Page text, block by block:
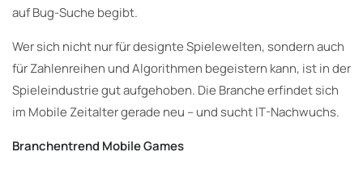
auf Bug-Suche begibt.
Wer sich nicht nur für designte Spielewelten, sondern auch
für Zahlenreihen und Algorithmen begeistern kann, ist in der
Spieleindustrie gut aufgehoben. Die Branche erfindet sich
im Mobile Zeitalter gerade neu – und sucht IT-Nachwuchs.
Branchentrend Mobile Games